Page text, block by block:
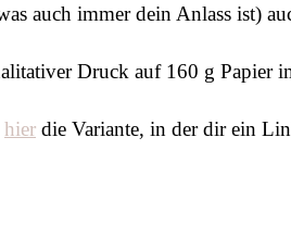
auch immer dein Anlass ist)
Druck auf 160 g Papier
hier die Variante, in der dir ein